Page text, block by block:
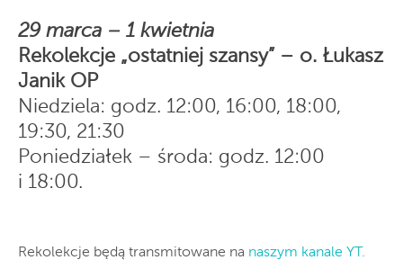
29 marca – 1 kwietnia
Rekolekcje „ostatniej szansy” – o. Łukasz
Janik OP
Niedziela: godz. 12:00, 16:00, 18:00,
19:30, 21:30
Poniedziałek – środa: godz. 12:00
i 18:00.
Rekolekcje będą transmitowane na naszym kanale YT.